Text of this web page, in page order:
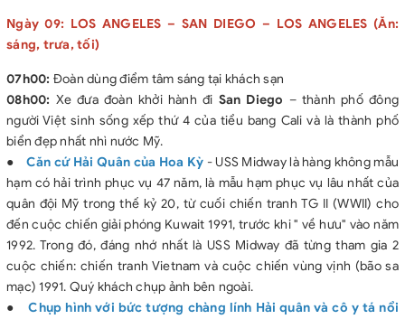
Ngày 09: LOS ANGELES – SAN DIEGO – LOS ANGELES (Ăn:
sáng, trưa, tối)
07h00: Đoàn dùng điểm tâm sáng tại khách sạn
08h00: Xe đưa đoàn khởi hành đi San Diego – thành phố đông
người Việt sinh sống xếp thứ 4 của tiểu bang Cali và là thành phố
biển đẹp nhất nhì nước Mỹ.
● Căn cứ Hải Quân của Hoa Kỳ - USS Midway là hàng không mẫu
hạm có hải trình phục vụ 47 năm, là mẫu hạm phục vụ lâu nhất của
quân đội Mỹ trong thế kỷ 20, từ cuối chiến tranh TG II (WWII) cho
đến cuộc chiến giải phóng Kuwait 1991, trước khi " về hưu" vào năm
1992. Trong đó, đáng nhớ nhất là USS Midway đã từng tham gia 2
cuộc chiến: chiến tranh Vietnam và cuộc chiến vùng vịnh (bão sa
mạc) 1991. Quý khách chụp ảnh bên ngoài.
●Chụp hình với bức tượng chàng lính Hải quân và cô y tá nổi